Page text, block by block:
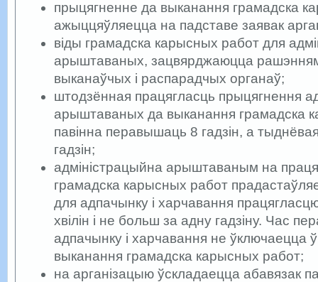
прыцягненне да выканання грамадска
ажыццяўляецца на падставе заявак
віды грамадска карысных работ для
арыштаваных, зацвярджаюцца
выканаўчых і распарадчых органаў;
штодзённая працягласць прыцягнення
арыштаваных да выканання грамадска
павінна перавышаць 8 гадзін, а
гадзін;
адміністрацыйна арыштаваным на
грамадска карысных работ
для адпачынку і харчавання
хвілін і не больш за адну гадзіну. Час
адпачынку і харчавання не ўключаецца
выканання грамадска карысных работ;
на арганізацыю ўскладаецца абавязак